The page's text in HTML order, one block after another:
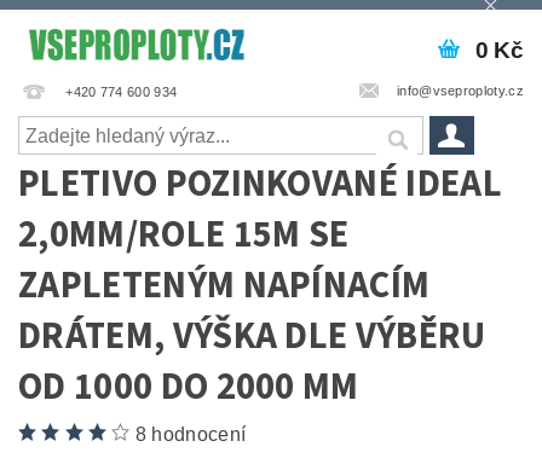
+420 774 600 934 info@vseproploty.cz
0 Kč
PLETIVO POZINKOVANÉ IDEAL
2,0MM/ROLE 15M SE
ZAPLETENÝM NAPÍNACÍM
DRÁTEM, VÝŠKA DLE VÝBĚRU
OD 1000 DO 2000 MM
8 hodnocení